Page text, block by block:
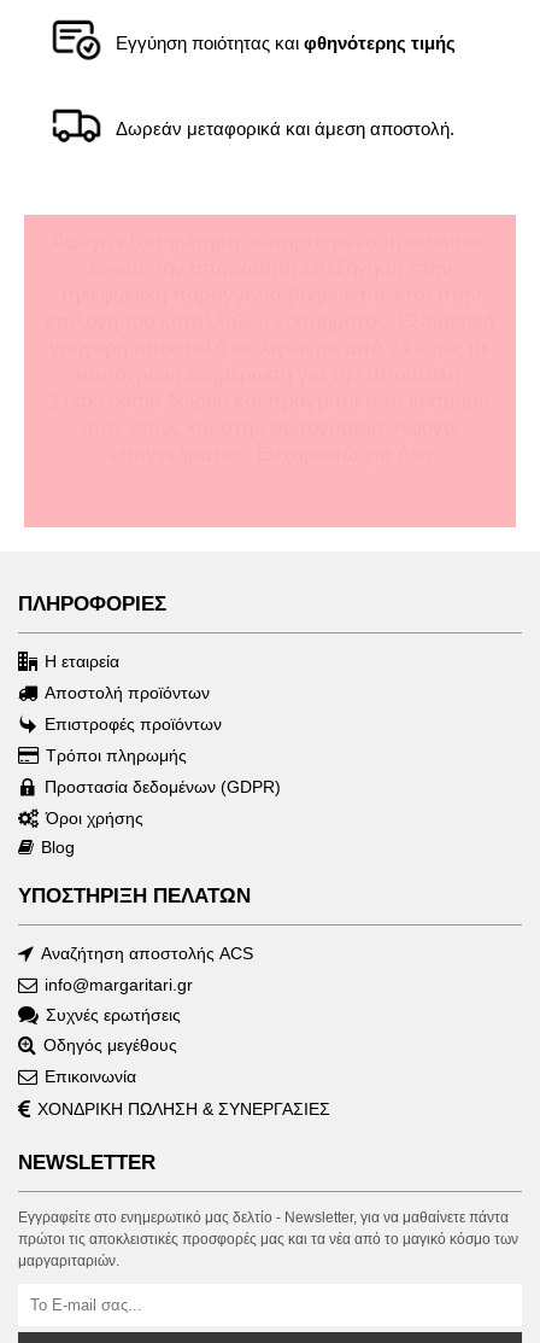
Εγγύηση ποιότητας και φθηνότερης τιμής
Δωρεάν μεταφορικά και άμεση αποστολή.
ΠΛΗΡΟΦΟΡΙΕΣ
Η εταιρεία
Αποστολή προϊόντων
Επιστροφές προϊόντων
Τρόποι πληρωμής
Προστασία δεδομένων (GDPR)
Όροι χρήσης
Blog
ΥΠΟΣΤΗΡΙΞΗ ΠΕΛΑΤΩΝ
Αναζήτηση αποστολής ACS
info@margaritari.gr
Συχνές ερωτήσεις
Οδηγός μεγέθους
Επικοινωνία
ΧΟΝΔΡΙΚΗ ΠΩΛΗΣΗ & ΣΥΝΕΡΓΑΣΙΕΣ
NEWSLETTER
Εγγραφείτε στο ενημερωτικό μας δελτίο - Newsletter, για να μαθαίνετε πάντα
πρώτοι τις αποκλειστικές προσφορές μας και τα νέα από το μαγικό κόσμο των
μαργαριταριών.